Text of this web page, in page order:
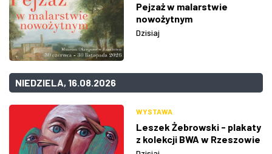
Pejzaż w malarstwie
nowożytnym
Dzisiaj
NIEDZIELA, 16.08.2026
WYSTAWA
Leszek Żebrowski - plakaty
z kolekcji BWA w Rzeszowie